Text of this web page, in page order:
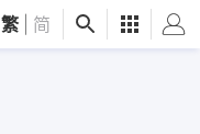
繁 简